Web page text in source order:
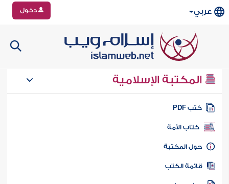
عربي دخول
المكتبة الإسلامية
كتب PDF
كتاب الأمة
المكتبة